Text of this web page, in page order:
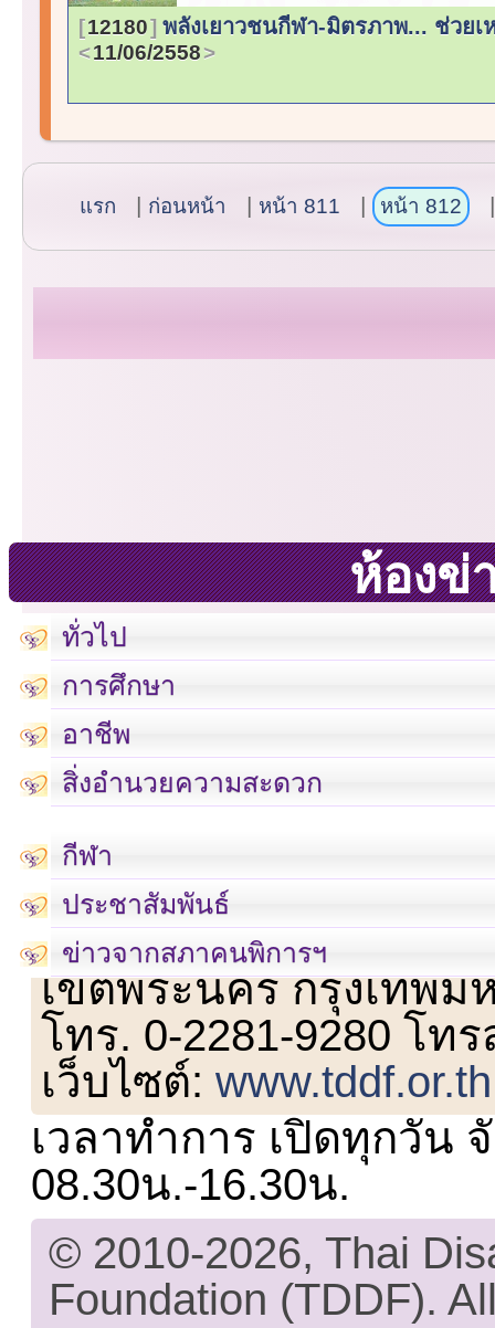
12180 พลังเยาวชนกีฬา-มิตรภาพ... ช่วย
11/06/2558
แรก ก่อนหน้า หน้า 811 หน้า 812
ห้องข่
ทั่วไป
การศึกษา
อาชีพ
สิ่งอำนวยความสะดวก
กีฬา
ประชาสัมพันธ์
ข่าวจากสภาคนพิการฯ
เลขที่ 23 ชั้น 2 ถนนวิ
เขตพระนคร กรุงเทพม
โทร. 0-2281-9280 โท
เว็บไซต์:www.tddf.or.th
เวลาทำการ เปิดทุกวัน
08.30น.-16.30น.
© 2010-2026, Thai
Foundation (TDDF).